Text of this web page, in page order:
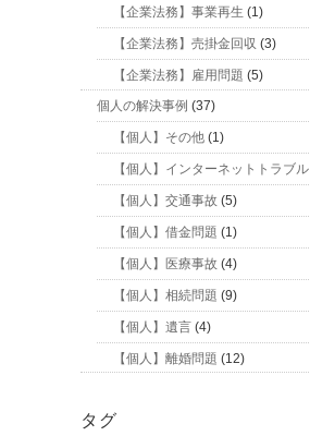
【企業法務】事業再生 (1)
【企業法務】売掛金回収 (3)
【企業法務】雇用問題 (5)
個人の解決事例 (37)
【個人】その他 (1)
【個人】インターネットトラブル
【個人】交通事故 (5)
【個人】借金問題 (1)
【個人】医療事故 (4)
【個人】相続問題 (9)
【個人】遺言 (4)
【個人】離婚問題 (12)
タグ